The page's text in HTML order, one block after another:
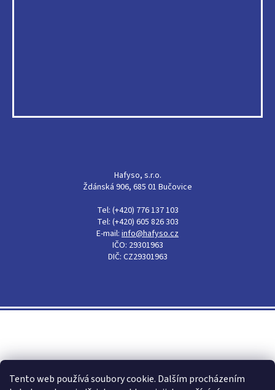
Tento web používá soubory cookie. Dalším procházením
Hafyso, s.r.o.
Ždánská 906, 685 01 Bučovice
Tel: (+420) 776 137 103
Tel: (+420) 605 826 303
E-mail: info@hafyso.cz
IČO: 29301963
DIČ: CZ29301963